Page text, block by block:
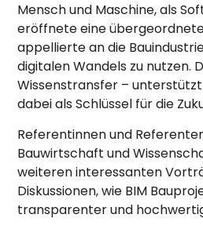
Mensch und Maschine, als
eröffnete eine
appellierte an die
digitalen Wandels zu nutzen.
Wissenstransfer –
dabei als Schlüssel für die
Referentinnen und
Bauwirtschaft und
weiteren interessanten
Diskussionen, wie BIM
transparenter und